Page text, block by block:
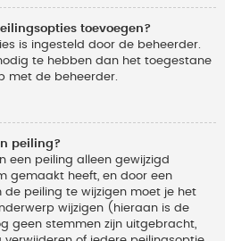
toevoegen?
is ingesteld door de beheerder.
te hebben dan het toegestane
met de beheerder.
peiling?
een peiling alleen gewijzigd
gemaakt heeft, en door een
peiling te wijzigen moet je het
wijzigen (hieraan is de
geen stemmen zijn uitgebracht,